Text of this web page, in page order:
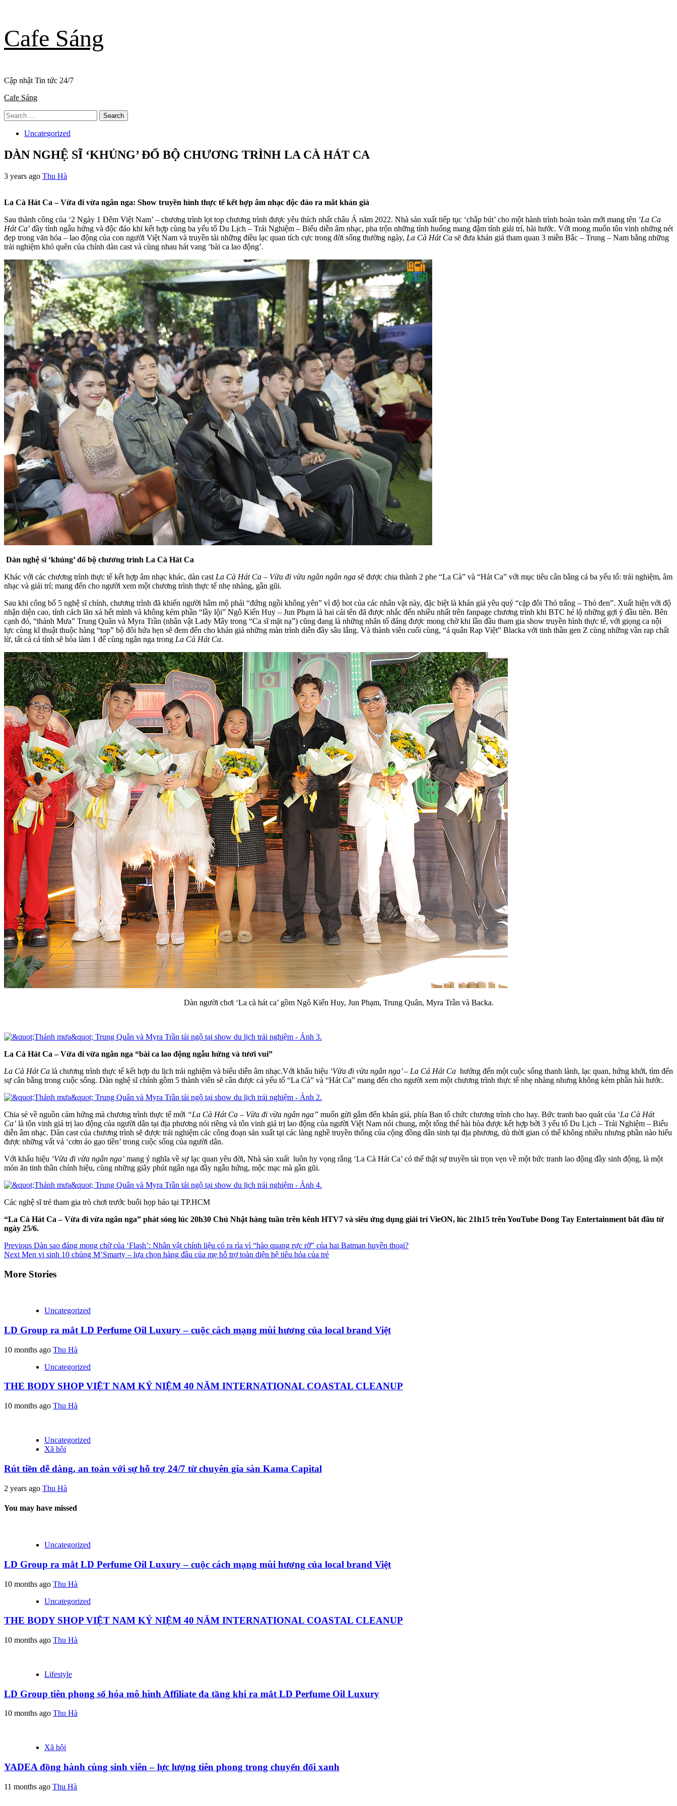
to
content
Cafe Sáng
Cập nhật Tin tức 24/7
Primary
Cafe Sáng
Search
for:
Uncategorized
DÀN NGHỆ SĨ ‘KHỦNG’ ĐỔ BỘ CHƯƠNG TRÌNH LA CÀ HÁT CA
3 years ago Thu Hà
La Cà Hát Ca – Vừa đi vừa ngân nga: Show truyền hình thực tế kết hợp âm nhạc độc đáo ra mắt khán giả
Sau thành công của ‘2 Ngày 1 Đêm Việt Nam’ – chương trình lọt top chương trình được yêu thích nhất châu Á năm 2022. Nhà sản xuất tiếp tục ‘chắp bút’ cho một hành trình hoàn toàn mới mang tên ‘La Ca
Hát Ca’ đầy tính ngẫu hứng và độc đáo khi kết hợp cùng ba yếu tố Du Lịch – Trải Nghiệm – Biểu diễn âm nhạc, pha trộn những tình huống mang đậm tính giải trí, hài hước. Với mong muốn tôn vinh những nét
đẹp trong văn hóa – lao động của con người Việt Nam và truyền tải những điều lạc quan tích cực trong đời sống thường ngày, La Cà Hát Ca sẽ đưa khán giả tham quan 3 miền Bắc – Trung – Nam bằng những
trải nghiệm khó quên của chính dàn cast và cùng nhau hát vang ‘bài ca lao động’.
Dàn nghệ sĩ ‘khủng’ đổ bộ chương trình La Cà Hát Ca
Khác với các chương trình thực tế kết hợp âm nhạc khác, dàn cast La Cà Hát Ca – Vừa đi vừa ngân ngân nga sẽ được chia thành 2 phe “La Cà” và “Hát Ca” với mục tiêu cân bằng cả ba yếu tố: trải nghiệm, âm
nhạc và giải trí; mang đến cho người xem một chương trình thực tế nhẹ nhàng, gần gũi.
Sau khi công bố 5 nghệ sĩ chính, chương trình đã khiến người hâm mộ phải “đứng ngồi không yên” vì độ hot của các nhân vật này, đặc biệt là khán giả yêu quý “cặp đôi Thỏ trắng – Thỏ đen”. Xuất hiện với độ
nhận diện cao, tính cách lăn xả hết mình và không kém phần “lầy lội” Ngô Kiến Huy – Jun Phạm là hai cái tên đã được nhắc đến nhiều nhất trên fanpage chương trình khi BTC hé lộ những gợi ý đầu tiên. Bên
cạnh đó, “thánh Mưa” Trung Quân và Myra Trần (nhân vật Lady Mây trong “Ca sĩ mặt nạ”) cũng đang là những nhân tố đáng được mong chờ khi lần đầu tham gia show truyền hình thực tế, với giọng ca nội
lực cùng kĩ thuật thuộc hàng “top” bộ đôi hứa hẹn sẽ đem đến cho khán giả những màn trình diễn đầy sâu lắng. Và thành viên cuối cùng, “á quân Rap Việt” Blacka với tinh thần gen Z cùng những vần rap chất
lừ, tất cả cá tính sẽ hòa làm 1 để cùng ngân nga trong La Cà Hát Ca.
Dàn người chơi ‘La cà hát ca’ gồm Ngô Kiến Huy, Jun Phạm, Trung Quân, Myra Trần và Backa.
La Cá Hát Ca – Vừa đi vừa ngân nga “bài ca lao động ngẫu hứng và tươi vui”
La Cà Hát Ca là chương trình thực tế kết hợp du lịch trải nghiệm và biểu diễn âm nhạc.Với khẩu hiệu ‘Vừa đi vừa ngân nga’ – La Cá Hát Ca hướng đến một cuộc sống thanh lành, lạc quan, hứng khởi, tìm đến
sự cân bằng trong cuộc sống. Dàn nghệ sĩ chính gồm 5 thành viên sẽ cân được cả yếu tố “La Cà” và “Hát Ca” mang đến cho người xem một chương trình thực tế nhẹ nhàng nhưng không kém phần hài hước.
Chia sẻ về nguồn cảm hứng mà chương trình thực tế mới “La Cà Hát Ca – Vừa đi vừa ngân nga” muốn gửi gắm đến khán giả, phía Ban tổ chức chương trình cho hay. Bức tranh bao quát của ‘La Cà Hát
Ca’ là tôn vinh giá trị lao động của người dân tại địa phương nói riêng và tôn vinh giá trị lao động của người Việt Nam nói chung, một tổng thể hài hòa được kết hợp bởi 3 yếu tố Du Lịch – Trải Nghiệm – Biểu
diễn âm nhạc. Dàn cast của chương trình sẽ được trải nghiệm các công đoạn sản xuất tại các làng nghề truyền thống của cộng đồng dân sinh tại địa phương, dù thời gian có thể không nhiều nhưng phần nào hiểu
được những vất vả ‘cơm áo gạo tiền’ trong cuộc sống của người dân.
Với khẩu hiệu ‘Vừa đi vừa ngân nga’ mang ý nghĩa về sự lạc quan yêu đời, Nhà sản xuất luôn hy vọng rằng ‘La Cà Hát Ca’ có thể thật sự truyền tải trọn vẹn về một bức tranh lao động đầy sinh động, là một
món ăn tinh thần chính hiệu, cùng những giây phút ngân nga đầy ngẫu hứng, mộc mạc mà gần gũi.
Các nghệ sĩ trẻ tham gia trò chơi trước buổi họp báo tại TP.HCM
“La Cà Hát Ca – Vừa đi vừa ngân nga” phát sóng lúc 20h30 Chủ Nhật hàng tuần trên kênh HTV7 và siêu ứng dụng giải trí VieON, lúc 21h15 trên YouTube Dong Tay Entertainment bắt đầu từ
ngày 25/6.
Continue
Reading
Previous Dàn sao đáng mong chờ của ‘Flash’: Nhân vật chính liệu có ra rìa vì “hào quang rực rỡ” của hai Batman huyền thoại?
Next Men vi sinh 10 chủng M’Smarty – lựa chọn hàng đầu của mẹ hỗ trợ toàn diện hệ tiêu hóa của trẻ
More Stories
Uncategorized
LD Group ra mắt LD Perfume Oil Luxury – cuộc cách mạng mùi hương của local brand Việt
10 months ago Thu Hà
Uncategorized
THE BODY SHOP VIỆT NAM KỶ NIỆM 40 NĂM INTERNATIONAL COASTAL CLEANUP
10 months ago Thu Hà
Uncategorized
Xã hội
Rút tiền dễ dàng, an toàn với sự hỗ trợ 24/7 từ chuyên gia sàn Kama Capital
2 years ago Thu Hà
You may have missed
Uncategorized
LD Group ra mắt LD Perfume Oil Luxury – cuộc cách mạng mùi hương của local brand Việt
10 months ago Thu Hà
Uncategorized
THE BODY SHOP VIỆT NAM KỶ NIỆM 40 NĂM INTERNATIONAL COASTAL CLEANUP
10 months ago Thu Hà
Lifestyle
LD Group tiên phong số hóa mô hình Affiliate đa tầng khi ra mắt LD Perfume Oil Luxury
10 months ago Thu Hà
Xã hội
YADEA đồng hành cùng sinh viên – lực lượng tiên phong trong chuyển đổi xanh
11 months ago Thu Hà